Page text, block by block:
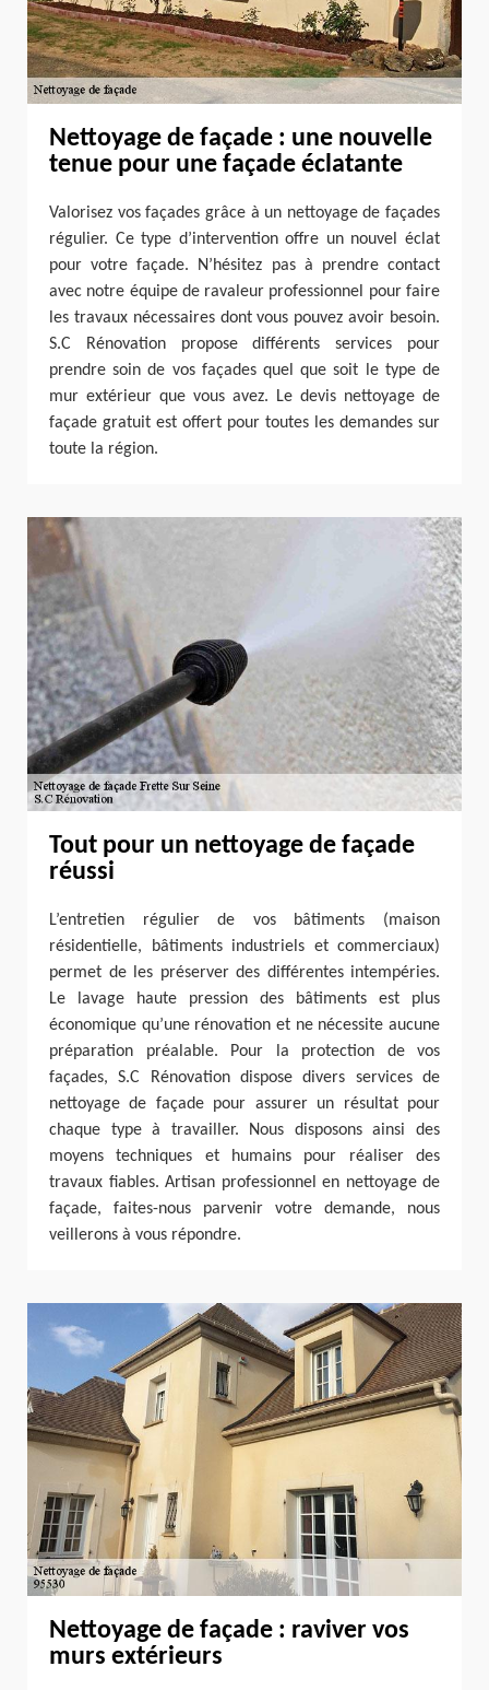
Nettoyage de façade : une nouvelle
tenue pour une façade éclatante
Valorisez vos façades grâce à un nettoyage de façades
régulier. Ce type d’intervention offre un nouvel éclat
pour votre façade. N’hésitez pas à prendre contact
avec notre équipe de ravaleur professionnel pour faire
les travaux nécessaires dont vous pouvez avoir besoin.
S.C Rénovation propose différents services pour
prendre soin de vos façades quel que soit le type de
mur extérieur que vous avez. Le devis nettoyage de
façade gratuit est offert pour toutes les demandes sur
toute la région.
Tout pour un nettoyage de façade
réussi
L’entretien régulier de vos bâtiments (maison
résidentielle, bâtiments industriels et commerciaux)
permet de les préserver des différentes intempéries.
Le lavage haute pression des bâtiments est plus
économique qu’une rénovation et ne nécessite aucune
préparation préalable. Pour la protection de vos
façades, S.C Rénovation dispose divers services de
nettoyage de façade pour assurer un résultat pour
chaque type à travailler. Nous disposons ainsi des
moyens techniques et humains pour réaliser des
travaux fiables. Artisan professionnel en nettoyage de
façade, faites-nous parvenir votre demande, nous
veillerons à vous répondre.
Nettoyage de façade : raviver vos
murs extérieurs